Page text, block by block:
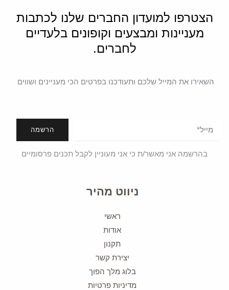
הצטרפו למועדון החברים שלנו לכתבות
מעניינות ומבצעים וקופונים בלעדיים
לחברים.
השאירו את המייל שלכם ותעודכנו בפרטים הכי מעניינים ושווים
הרשמה
בהרשמה אני מאשר/ת כי אני מעוניין לקבל תכנים פרסומיים
ניווט מהיר
ראשי
אודות
תקנון
יצירת קשר
בלוג מלך הפוך
מדיניות פרטיות